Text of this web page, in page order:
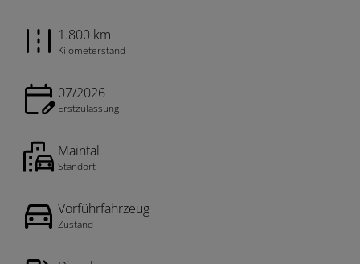
1.800 km
Kilometerstand
07/2026
Erstzulassung
Maintal
Standort
Vorführfahrzeug
Zustand